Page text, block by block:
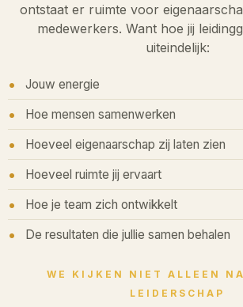
ontstaat er ruimte voor
medewerkers. Want hoe jij
uiteindelijk:
Jouw energie
Hoe mensen samenwerken
Hoeveel eigenaarschap zij laten zien
Hoeveel ruimte jij ervaart
Hoe je team zich ontwikkelt
De resultaten die jullie samen behalen
WE KIJKEN NIET ALLEEN
LEIDERSCHAP